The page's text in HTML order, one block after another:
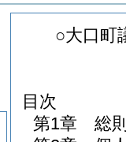
○大口町
目次
第1章
総